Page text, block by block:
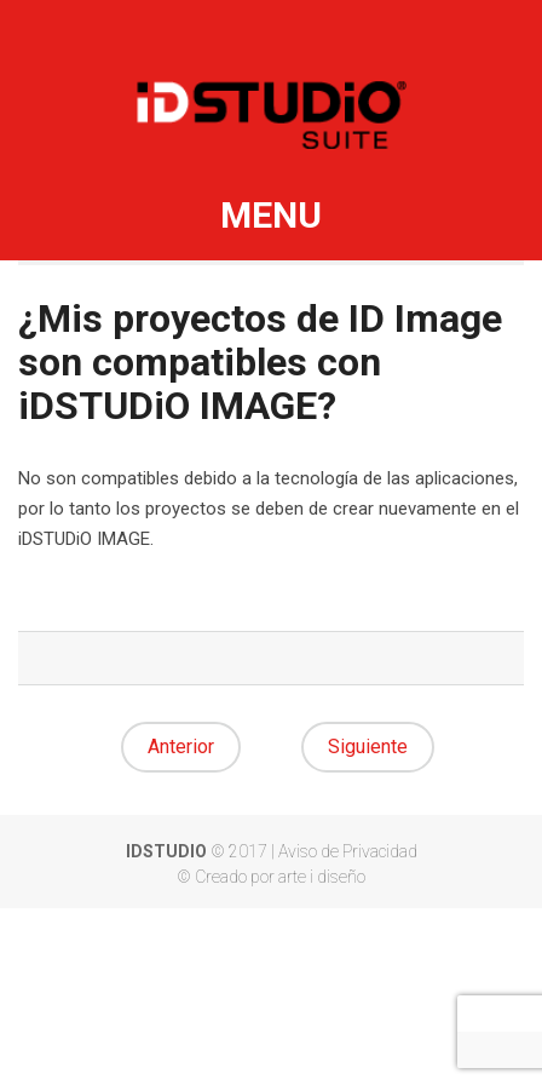
MENU
¿Mis proyectos de ID Image
son compatibles con
iDSTUDiO IMAGE?
No son compatibles debido a la tecnología de las aplicaciones,
por lo tanto los proyectos se deben de crear nuevamente en el
iDSTUDiO IMAGE.
Anterior Siguiente
IDSTUDIO © 2017 | Aviso de Privacidad
© Creado por arte i diseño